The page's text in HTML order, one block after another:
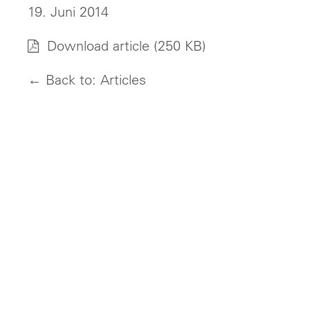
19. Juni 2014
Download article (250 KB)
← Back to: Articles